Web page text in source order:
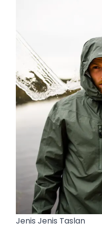
Jenis Jenis Taslan